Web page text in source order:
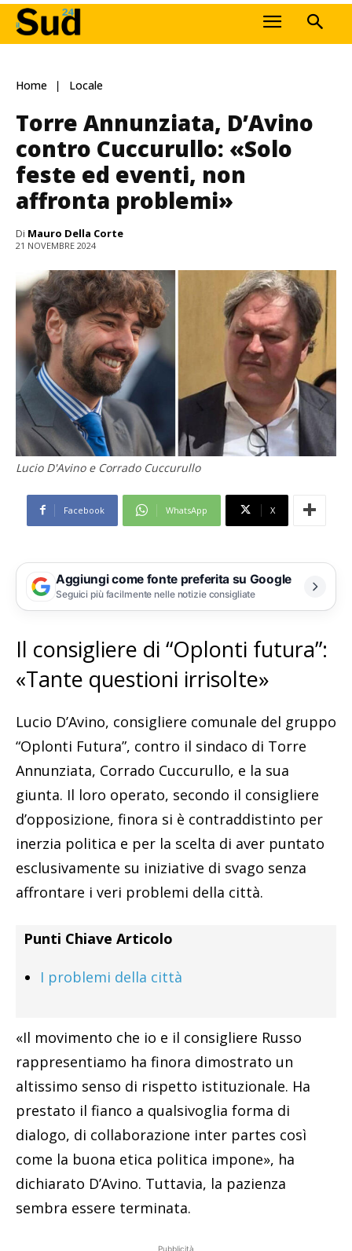
Home Locale
Torre Annunziata, D’Avino
contro Cuccurullo: «Solo
feste ed eventi, non
affronta problemi»
Di Mauro Della Corte
21 NOVEMBRE 2024
Lucio D'Avino e Corrado Cuccurullo
Facebook WhatsApp X
Aggiungi come fonte preferita su Google
Seguici più facilmente nelle notizie consigliate
Il consigliere di “Oplonti futura”:
«Tante questioni irrisolte»
Lucio D’Avino, consigliere comunale del gruppo
“Oplonti Futura”, contro il sindaco di Torre
Annunziata, Corrado Cuccurullo, e la sua
giunta. Il loro operato, secondo il consigliere
d’opposizione, finora si è contraddistinto per
inerzia politica e per la scelta di aver puntato
esclusivamente su iniziative di svago senza
affrontare i veri problemi della città.
Punti Chiave Articolo
I problemi della città
«Il movimento che io e il consigliere Russo
rappresentiamo ha finora dimostrato un
altissimo senso di rispetto istituzionale. Ha
prestato il fianco a qualsivoglia forma di
dialogo, di collaborazione inter partes così
come la buona etica politica impone», ha
dichiarato D’Avino. Tuttavia, la pazienza
sembra essere terminata.
Pubblicità